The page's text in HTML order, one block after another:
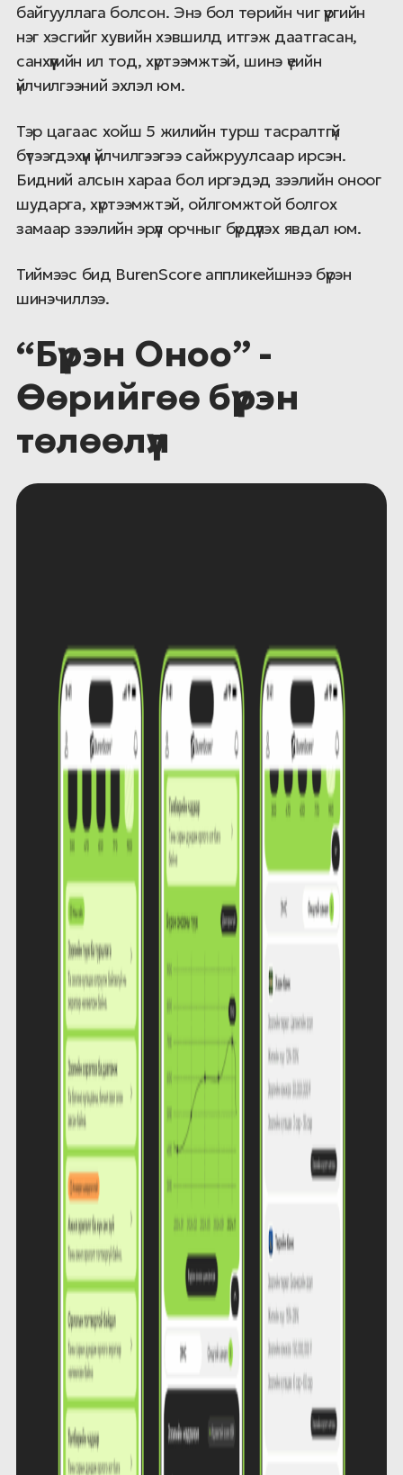
байгууллага болсон. Энэ бол төрийн чиг үүргийн
нэг хэсгийг хувийн хэвшилд итгэж даатгасан,
санхүүгийн ил тод, хүртээмжтэй, шинэ үеийн
үйлчилгээний эхлэл юм.
Тэр цагаас хойш 5 жилийн турш тасралтгүй
бүтээгдэхүүн үйлчилгээгээ сайжруулсаар ирсэн.
Бидний алсын хараа бол иргэдэд зээлийн оноог
шударга, хүртээмжтэй, ойлгомжтой болгох
замаар зээлийн эрүүл орчныг бүрдүүлэх явдал юм.
Тиймээс бид BurenScore аппликейшнээ бүрэн
шинэчиллээ.
“Бүрэн Оноо” -
Өөрийгөө бүрэн
төлөөлүүл